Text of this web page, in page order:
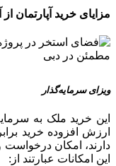
مزایای خرید آپارتمان
ویزای سرمایه‌گذار
این خرید ملک به
دارند، امکان درخواست
این امکانات عبارتند از: